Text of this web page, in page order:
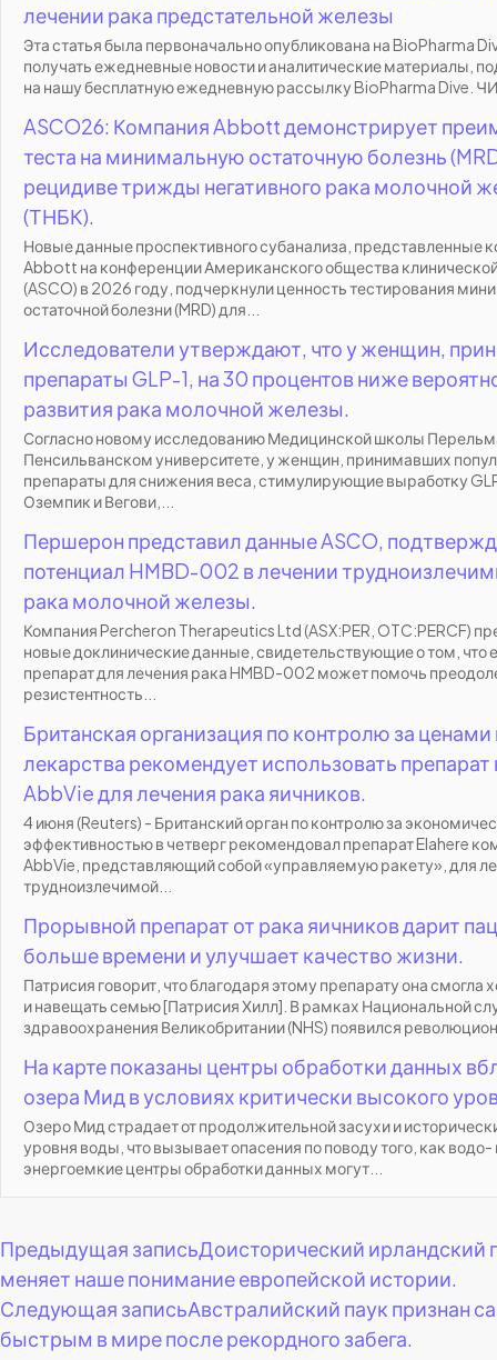
лечении рака предстательной железы
Эта статья была первоначально опубликована на BioPharma
получать ежедневные новости и аналитические материалы,
на нашу бесплатную ежедневную рассылку BioPharma Dive.
ASCO26: Компания Abbott демонстрирует
теста на минимальную остаточную болезнь
рецидиве трижды негативного рака молочной
(ТНБК).
Новые данные проспективного субанализа, представленные
Abbott на конференции Американского общества
(ASCO) в 2026 году, подчеркнули ценность тестирования
остаточной болезни (MRD) для...
Исследователи утверждают, что у женщин,
препараты GLP-1, на 30 процентов ниже
развития рака молочной железы.
Согласно новому исследованию Медицинской школы
Пенсильванском университете, у женщин, принимавших
препараты для снижения веса, стимулирующие выработку
Оземпик и Вегови,...
Першерон представил данные ASCO,
потенциал HMBD-002 в лечении
рака молочной железы.
Компания Percheron Therapeutics Ltd (ASX:PER, OTC:PERCF)
новые доклинические данные, свидетельствующие о том, что
препарат для лечения рака HMBD-002 может помочь
резистентность...
Британская организация по контролю за ценами
лекарства рекомендует использовать
AbbVie для лечения рака яичников.
4 июня (Reuters) - Британский орган по контролю за
эффективностью в четверг рекомендовал препарат Elahere
AbbVie, представляющий собой «управляемую ракету», для
трудноизлечимой...
Прорывной препарат от рака яичников дарит
больше времени и улучшает качество жизни.
Патрисия говорит, что благодаря этому препарату она смогла
и навещать семью [Патрисия Хилл]. В рамках Национальной
здравоохранения Великобритании (NHS) появился
На карте показаны центры обработки данных
озера Мид в условиях критически высокого
Озеро Мид страдает от продолжительной засухи и
уровня воды, что вызывает опасения по поводу того, как водо-
энергоемкие центры обработки данных могут...
Навигация
по
Предыдущая записьДоисторический ирландский
меняет наше понимание европейской истории.
Следующая записьАвстралийский паук признан
быстрым в мире после рекордного забега.